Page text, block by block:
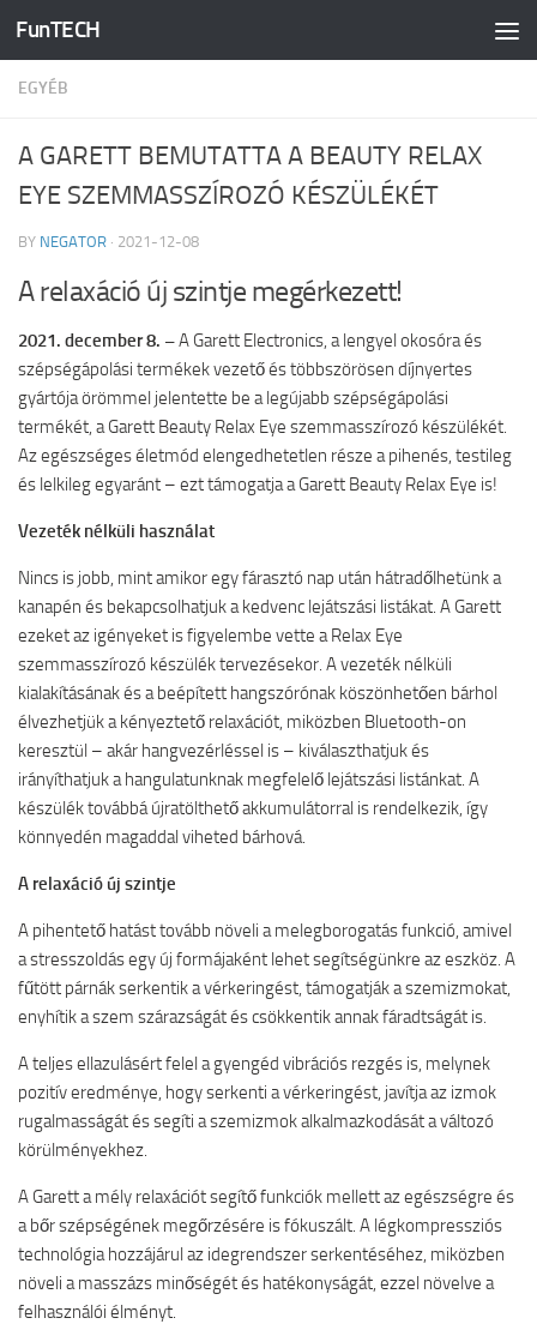
Skip to content
FunTECH
EGYÉB
A GARETT BEMUTATTA A BEAUTY RELAX
EYE SZEMMASSZÍROZÓ KÉSZÜLÉKÉT
BY NEGATOR · 2021-12-08
A relaxáció új szintje megérkezett!
2021. december 8. –A Garett Electronics, a lengyel okosóra és
szépségápolási termékek vezető és többszörösen díjnyertes
gyártója örömmel jelentette be a legújabb szépségápolási
termékét, a Garett Beauty Relax Eye szemmasszírozó készülékét.
Az egészséges életmód elengedhetetlen része a pihenés, testileg
és lelkileg egyaránt – ezt támogatja a Garett Beauty Relax Eye is!
Vezeték nélküli használat
Nincs is jobb, mint amikor egy fárasztó nap után hátradőlhetünk a
kanapén és bekapcsolhatjuk a kedvenc lejátszási listákat. A Garett
ezeket az igényeket is figyelembe vette a Relax Eye
szemmasszírozó készülék tervezésekor. A vezeték nélküli
kialakításának és a beépített hangszórónak köszönhetően bárhol
élvezhetjük a kényeztető relaxációt, miközben Bluetooth-on
keresztül – akár hangvezérléssel is – kiválaszthatjuk és
irányíthatjuk a hangulatunknak megfelelő lejátszási listánkat. A
készülék továbbá újratölthető akkumulátorral is rendelkezik, így
könnyedén magaddal viheted bárhová.
A relaxáció új szintje
A pihentető hatást tovább növeli a melegborogatás funkció, amivel
a stresszoldás egy új formájaként lehet segítségünkre az eszköz. A
fűtött párnák serkentik a vérkeringést, támogatják a szemizmokat,
enyhítik a szem szárazságát és csökkentik annak fáradtságát is.
A teljes ellazulásért felel a gyengéd vibrációs rezgés is, melynek
pozitív eredménye, hogy serkenti a vérkeringést, javítja az izmok
rugalmasságát és segíti a szemizmok alkalmazkodását a változó
körülményekhez.
A Garett a mély relaxációt segítő funkciók mellett az egészségre és
a bőr szépségének megőrzésére is fókuszált. A légkompressziós
technológia hozzájárul az idegrendszer serkentéséhez, miközben
növeli a masszázs minőségét és hatékonyságát, ezzel növelve a
felhasználói élményt.